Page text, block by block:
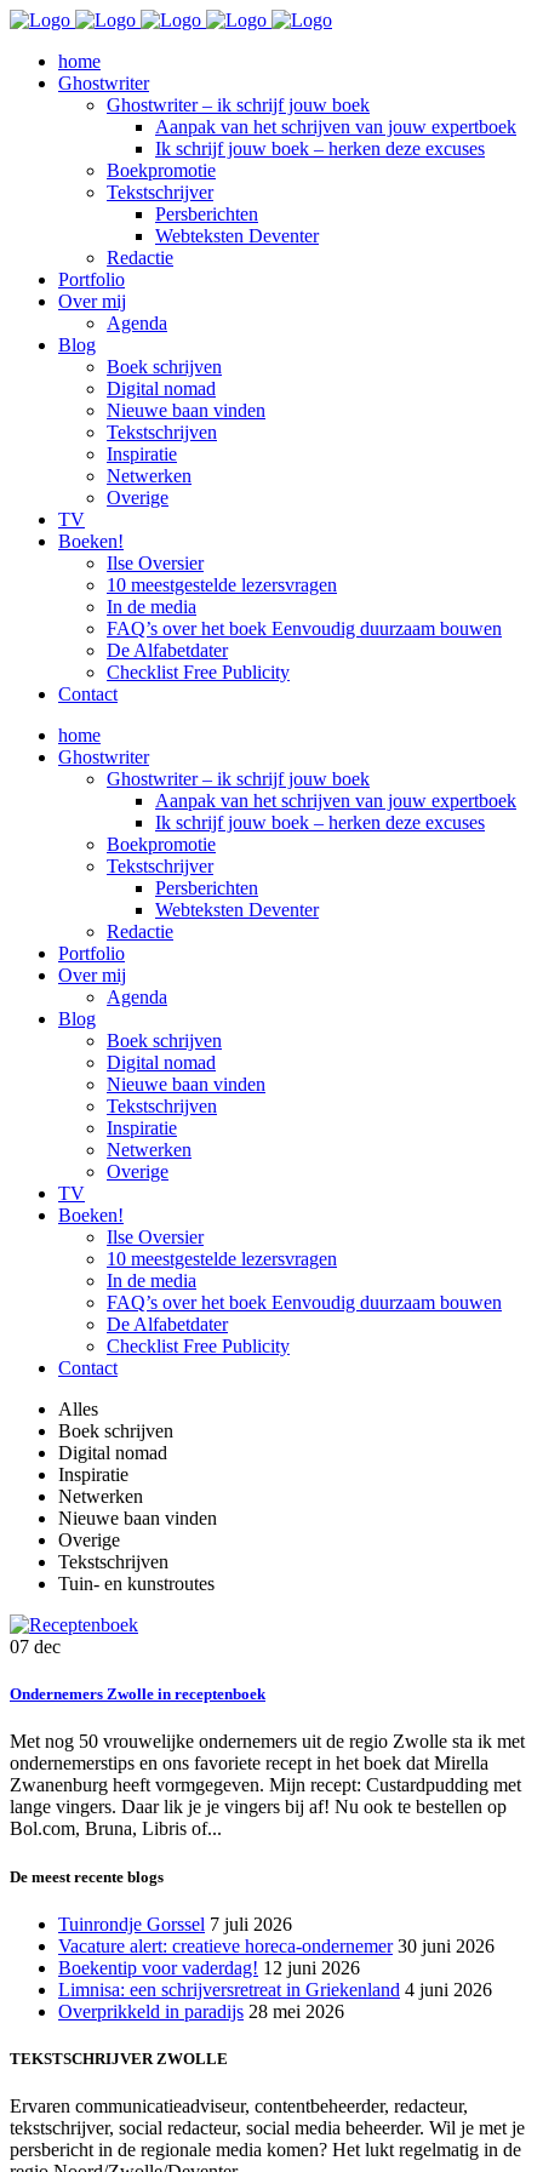
home
Ghostwriter
Ghostwriter – ik schrijf jouw boek
Aanpak van het schrijven van jouw expertboek
Ik schrijf jouw boek – herken deze excuses
Boekpromotie
Tekstschrijver
Persberichten
Webteksten Deventer
Redactie
Portfolio
Over mij
Agenda
Blog
Boek schrijven
Digital nomad
Nieuwe baan vinden
Tekstschrijven
Inspiratie
Netwerken
Overige
TV
Boeken!
Ilse Oversier
10 meestgestelde lezersvragen
In de media
FAQ’s over het boek Eenvoudig duurzaam bouwen
De Alfabetdater
Checklist Free Publicity
Contact
home
Ghostwriter
Ghostwriter – ik schrijf jouw boek
Aanpak van het schrijven van jouw expertboek
Ik schrijf jouw boek – herken deze excuses
Boekpromotie
Tekstschrijver
Persberichten
Webteksten Deventer
Redactie
Portfolio
Over mij
Agenda
Blog
Boek schrijven
Digital nomad
Nieuwe baan vinden
Tekstschrijven
Inspiratie
Netwerken
Overige
TV
Boeken!
Ilse Oversier
10 meestgestelde lezersvragen
In de media
FAQ’s over het boek Eenvoudig duurzaam bouwen
De Alfabetdater
Checklist Free Publicity
Contact
Alles
Boek schrijven
Digital nomad
Inspiratie
Netwerken
Nieuwe baan vinden
Overige
Tekstschrijven
Tuin- en kunstroutes
07 dec
Ondernemers Zwolle in receptenboek
Met nog 50 vrouwelijke ondernemers uit de regio Zwolle sta ik met
ondernemerstips en ons favoriete recept in het boek dat Mirella
Zwanenburg heeft vormgegeven. Mijn recept: Custardpudding met
lange vingers. Daar lik je je vingers bij af! Nu ook te bestellen op
Bol.com, Bruna, Libris of...
De meest recente blogs
Tuinrondje Gorssel 7 juli 2026
Vacature alert: creatieve horeca-ondernemer 30 juni 2026
Boekentip voor vaderdag! 12 juni 2026
Limnisa: een schrijversretreat in Griekenland 4 juni 2026
Overprikkeld in paradijs 28 mei 2026
TEKSTSCHRIJVER ZWOLLE
Ervaren communicatieadviseur, contentbeheerder, redacteur,
tekstschrijver, social redacteur, social media beheerder. Wil je met je
persbericht in de regionale media komen? Het lukt regelmatig in de